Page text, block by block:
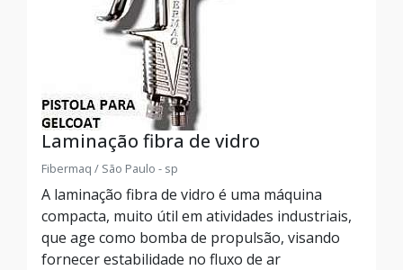
Laminação fibra de vidro
Fibermaq / São Paulo - sp
A laminação fibra de vidro é uma máquina
compacta, muito útil em atividades industriais,
que age como bomba de propulsão, visando
fornecer estabilidade no fluxo de ar